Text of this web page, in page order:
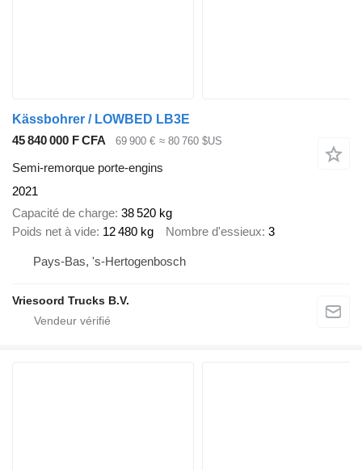
Kässbohrer / LOWBED LB3E
45 840 000 F CFA
69 900 € ≈ 80 760 $US
Semi-remorque porte-engins
2021
Capacité de charge 38 520 kg
Poids net à vide 12 480 kg Nombre d'essieux 3
Pays-Bas, 's-Hertogenbosch
Vriesoord Trucks B.V.